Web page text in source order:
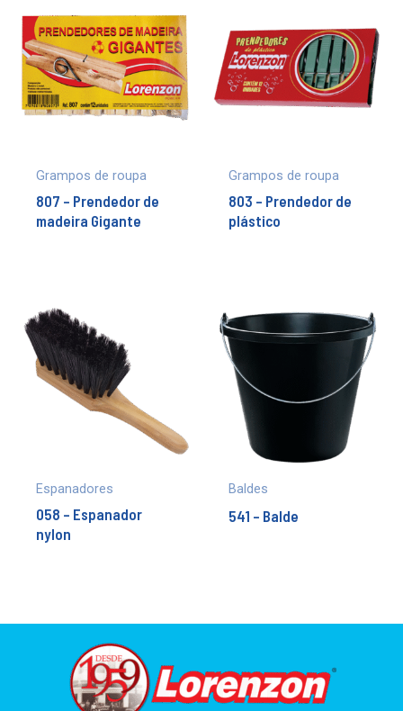
Grampos de roupa
807 – Prendedor de
madeira Gigante
Grampos de roupa
803 – Prendedor de
plástico
Espanadores
058 – Espanador
nylon
Baldes
541 – Balde